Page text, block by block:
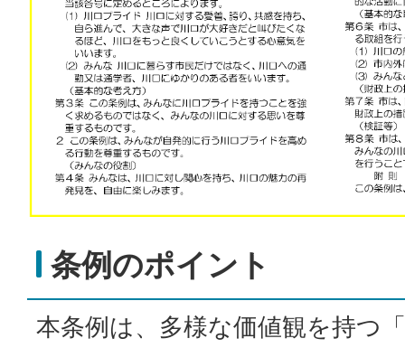
条例のポイント
本条例は、多様な価値観を持つ